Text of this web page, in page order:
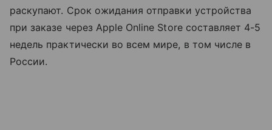
раскупают. Срок ожидания отправки устройства
при заказе через Apple Online Store составляет 4-5
недель практически во всем мире, в том числе в
России.